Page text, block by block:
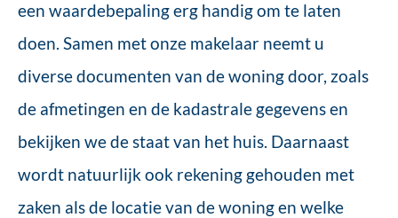
een waardebepaling erg handig om te laten
doen. Samen met onze makelaar neemt u
diverse documenten van de woning door, zoals
de afmetingen en de kadastrale gegevens en
bekijken we de staat van het huis. Daarnaast
wordt natuurlijk ook rekening gehouden met
zaken als de locatie van de woning en welke